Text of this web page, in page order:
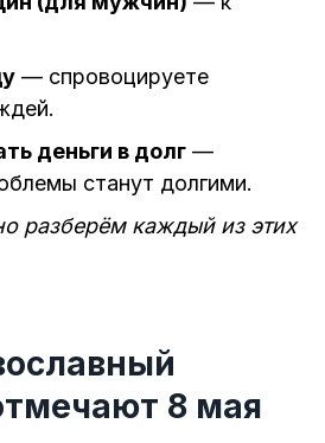
— спровоцируете
деньги в долг —
станут долгими.
разберём каждый из этих
8 мая